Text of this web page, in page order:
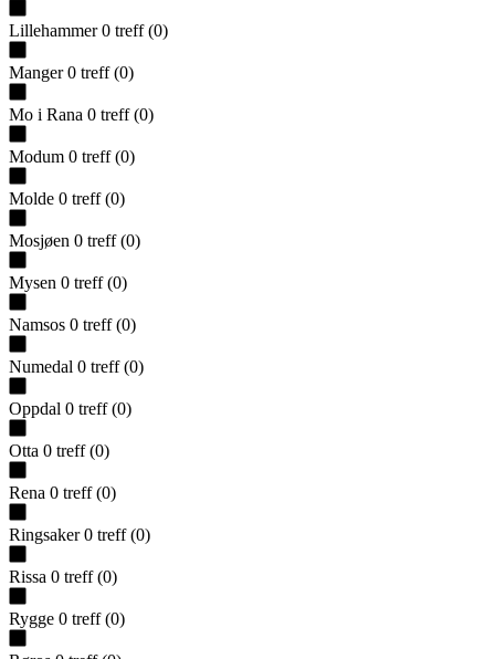
Lillehammer 0 treff (0)
Manger 0 treff (0)
Mo i Rana 0 treff (0)
Modum 0 treff (0)
Molde 0 treff (0)
Mosjøen 0 treff (0)
Mysen 0 treff (0)
Namsos 0 treff (0)
Numedal 0 treff (0)
Oppdal 0 treff (0)
Otta 0 treff (0)
Rena 0 treff (0)
Ringsaker 0 treff (0)
Rissa 0 treff (0)
Rygge 0 treff (0)